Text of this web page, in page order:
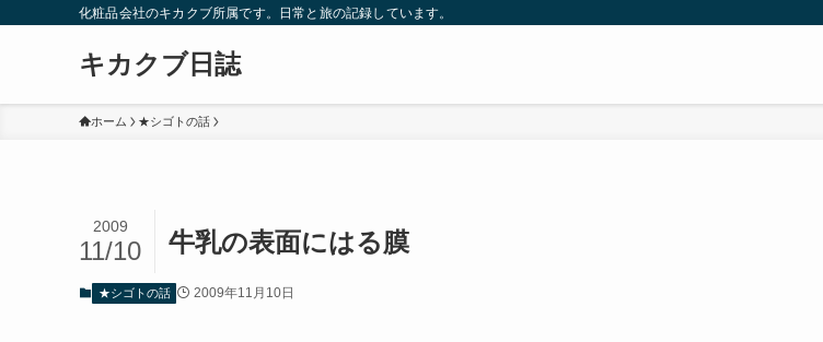
化粧品会社のキカクブ所属です。日常と旅の記録しています。
キカクブ日誌
ホーム ★シゴトの話
牛乳の表面にはる膜
2009
11/10
★シゴトの話 2009年11月10日